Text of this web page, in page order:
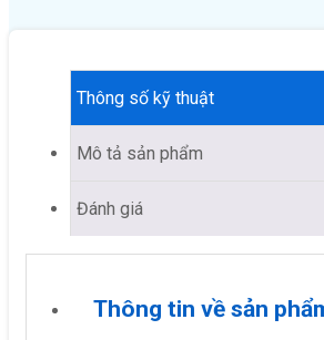
Thông số kỹ thuật
Mô tả sản phẩm
Đánh giá
Thông tin về sản